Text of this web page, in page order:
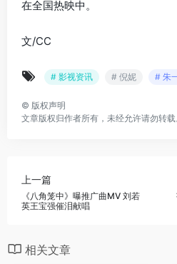
在全国热映中。
文/CC
# 影视资讯 # 倪妮 # 朱
© 版权声明
文章版权归作者所有，未经允许请勿转载
上一篇
《八角笼中》曝推广曲MV 刘若
英王宝强催泪献唱
相关文章